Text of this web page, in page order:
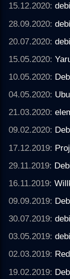
15.12.2020:
28.09.2020:
20.07.2020:
15.05.2020:
10.05.2020:
04.05.2020:
21.03.2020:
09.02.2020:
17.12.2019:
29.11.2019:
16.11.2019:
09.09.2019:
30.07.2019:
03.05.2019:
02.03.2019:
19.02.2019: